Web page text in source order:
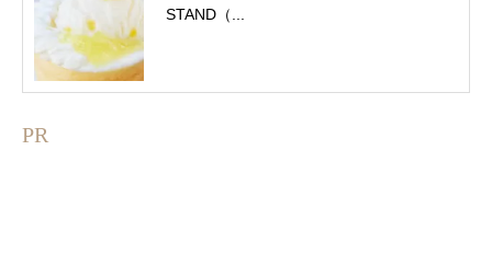
STAND（...
PR